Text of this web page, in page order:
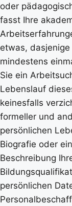
oder
fasst Ihre
etwas,
mindestens
Sie ein
Lebenslauf
keinesfalls
formeller und
persönlichen
Biografie oder
Beschreibung
persönlichen